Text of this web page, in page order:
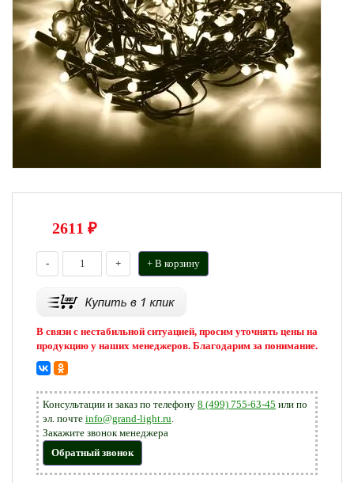
2611 ₽
- + + В корзину
В связи с нестабильной ситуацией, просим уточнять цены на
продукцию у наших менеджеров. Благодарим за понимание.
Консультации и заказ по телефону 8 (499) 755-63-45 или по
эл. почте info@grand-light.ru.
Закажите звонок менеджера
Обратный звонок